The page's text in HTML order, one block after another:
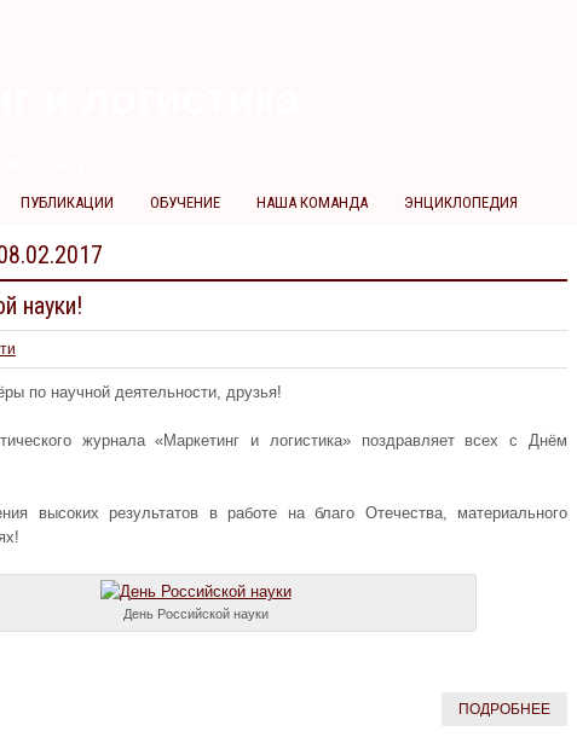
ПУБЛИКАЦИИ ОБУЧЕНИЕ НАША КОМАНДА ЭНЦИКЛОПЕДИЯ
науки!
по научной деятельности, друзья!
журнала «Маркетинг и логистика» поздравляет всех с Днём
высоких результатов в работе на благо Отечества, материального
День Российской науки
ПОДРОБНЕЕ